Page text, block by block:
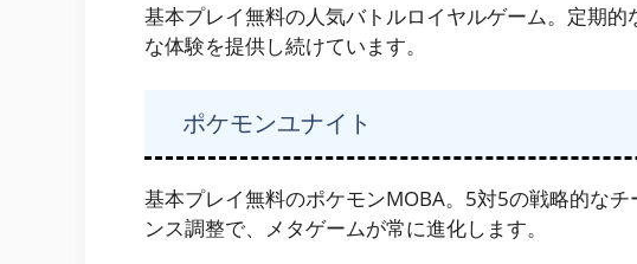
基本プレイ無料の人気バトルロイヤルゲーム。定期
な体験を提供し続けています。
ポケモンユナイト
基本プレイ無料のポケモンMOBA。5対5の戦略的な
ンス調整で、メタゲームが常に進化します。